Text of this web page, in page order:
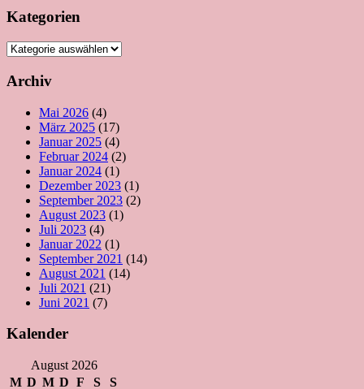
Kategorien
Kategorien
Archiv
Mai 2026 (4)
März 2025 (17)
Januar 2025 (4)
Februar 2024 (2)
Januar 2024 (1)
Dezember 2023 (1)
September 2023 (2)
August 2023 (1)
Juli 2023 (4)
Januar 2022 (1)
September 2021 (14)
August 2021 (14)
Juli 2021 (21)
Juni 2021 (7)
Kalender
August 2026
M D M D F S S